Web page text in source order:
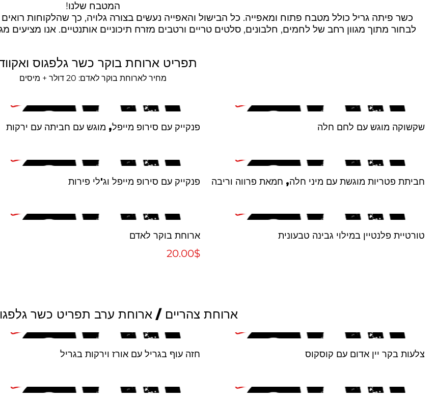
כשר פיתה גריל כולל מטבח פתוח ומאפייה. כל הבישול והאפייה נעשים בצורה גלויה, כך שהלקוחות
לבחור מתוך מגוון רחב של לחמים, חלבונים, סלטים טריים ורטבים מזרח תיכוניים אותנטיים. אנו מציעים
תפריט ארוחת בוקר כשר גלפגוס
שקשוקה מוגש עם לחם חלה פנקייק עם סירופ מייפל, מוגש עם חביתה עם ירקות
חביתת פטריות מוגשת עם מיני חלה, חמאת פרווה וריבה פנקייק עם סירופ מייפל וג'לי פירות
טורטיית פלנטיין במילוי גבינה טבעונית ארוחת בוקר לאדם
‏20.00 ‏$
ארוחת צהריים / ארוחת ערב תפריט כשר
צלעות בקר יין אדום עם קוסקוס חזה עוף בגריל עם אורז וירקות בגריל